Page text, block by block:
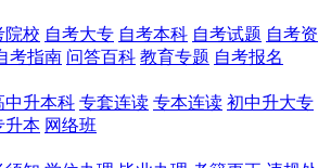
院校 自考大专 自考本科 自考试题 自考资
考指南 问答百科 教育专题 自考报名
中升本科 专套连读 专本连读 初中升大专
升本 网络班